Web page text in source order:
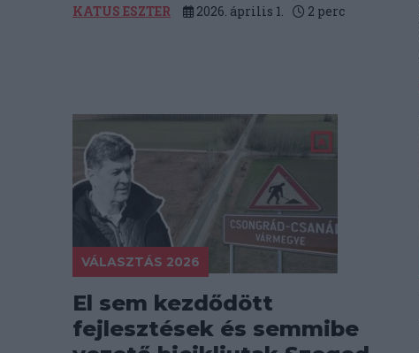
KATUS ESZTER 2026. április 1. 2 perc
VÁLASZTÁS 2026
El sem kezdődött
fejlesztések és semmibe